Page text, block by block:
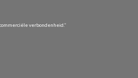
verbondenheid.”